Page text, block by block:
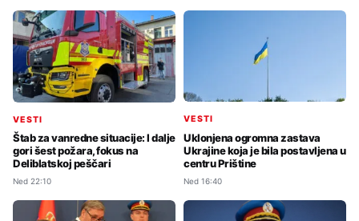
VESTI
Štab za vanredne situacije: I dalje
gori šest požara, fokus na
Deliblatskoj peščari
Ned 22:10
VESTI
Uklonjena ogromna zastava
Ukrajine koja je bila postavljena u
centru Prištine
Ned 16:40